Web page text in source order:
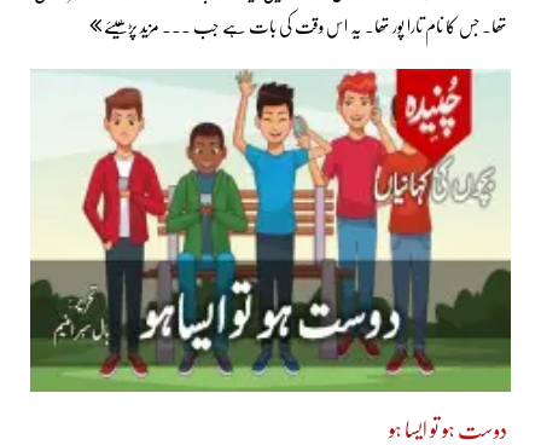
تھا۔ جس کا نام تارا پور تھا۔ یہ اس وقت کی بات ہے جب ... مزید پڑھیئے
دوست ہو تو ایسا ہو